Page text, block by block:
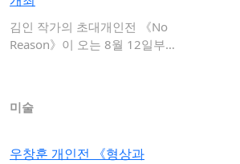
김인 작가의 초대개인전 《No
Reason》이 오는 8월 12일부
미술
우창훈 개인전 《형상과